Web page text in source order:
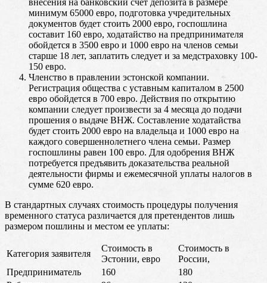
минимум 65000 евро, подготовка учредительных
документов будет стоить 2000 евро, госпошлина
составит 160 евро, ходатайство на предпринимателя
обойдется в 3500 евро и 1000 евро на членов семьи
старше 18 лет, заплатить следует и за медстраховку 100-
150 евро.
Членство в правлении эстонской компании.
Регистрация общества с уставным капиталом в 2500
евро обойдется в 700 евро. Действия по открытию
компании следует произвести за 4 месяца до подачи
прошения о выдаче ВНЖ. Составление ходатайства
будет стоить 2000 евро на владельца и 1000 евро на
каждого совершеннолетнего члена семьи. Размер
госпошлины равен 100 евро. Для одобрения ВНЖ
потребуется предъявить доказательства реальной
деятельности фирмы и ежемесячной уплаты налогов в
сумме 620 евро.
В стандартных случаях стоимость процедуры получения
временного статуса различается для претендентов лишь
размером пошлины и местом ее уплаты:
Категория заявителя
Стоимость в
Эстонии, евро
Стоимость в
России,
Предприниматель
160
180